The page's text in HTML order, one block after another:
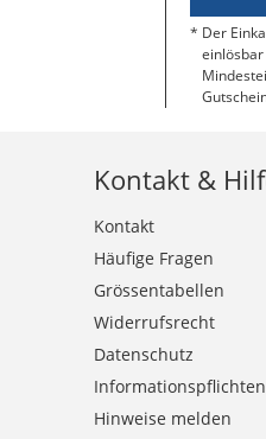
Der
Kontakt &
Kontakt
Häufige Fragen
Grössentabellen
Widerrufsrecht
Datenschutz
Informationspflichten
Hinweise melden